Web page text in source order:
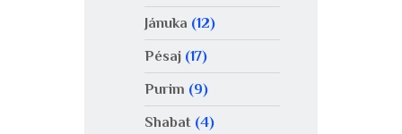
Jánuka (12)
Pésaj(17)
Purim (9)
Shabat(4)